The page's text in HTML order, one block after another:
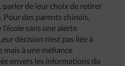
parler de leur choix de retirer
Pour des parents chinois,
sans une alerte
décision n’est pas liée à
mais à une méfiance
envers les informations du